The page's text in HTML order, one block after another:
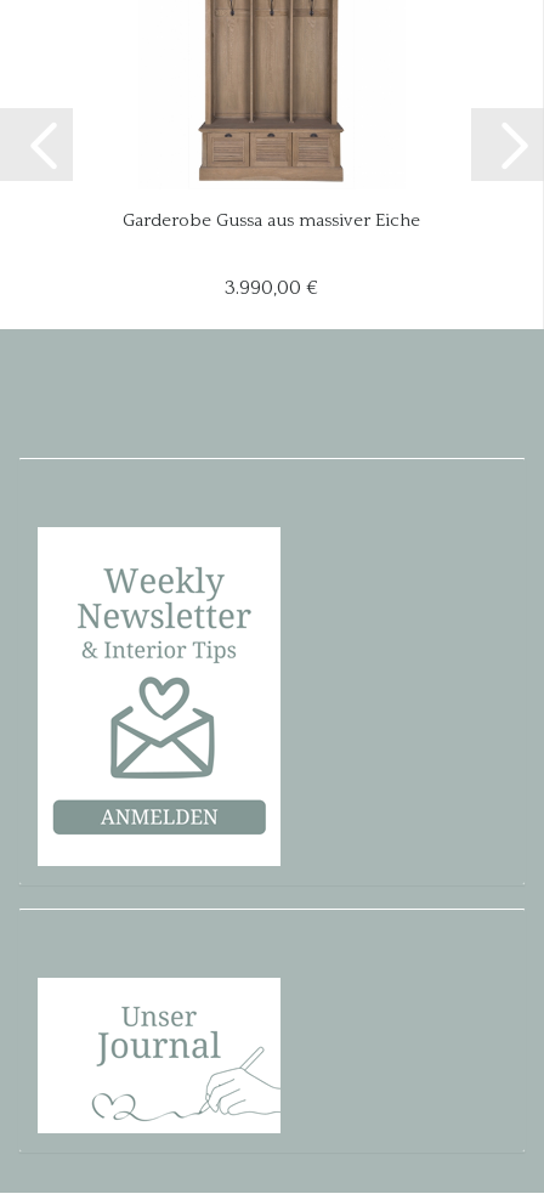
Garderobe Gussa aus massiver Eiche
3.990,00 €